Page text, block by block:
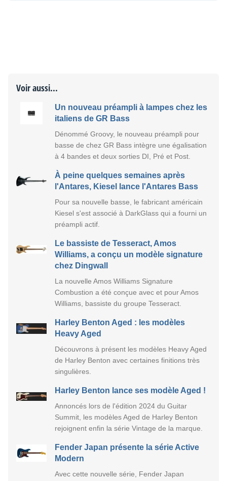
Voir aussi...
Un nouveau préampli à lampes chez les
italiens de GR Bass
Dénommé Groovy, le nouveau préampli pour
basse de chez GR Bass intègre une égalisation
à 4 bandes et deux sorties DI, Pré et Post.
À peine quelques semaines après
l'Antares, Kiesel lance l'Antares Bass
Pour sa nouvelle basse, le fabricant américain
Kiesel s'est associé à DarkGlass qui a fourni un
préampli actif.
Le bassiste de Tesseract, Amos
Williams, a conçu un modèle signature
chez Dingwall
La nouvelle Amos Williams Signature
Combustion a été conçue avec et pour Amos
Williams, bassiste du groupe Tesseract.
Harley Benton Aged : les modèles
Heavy Aged
Découvrons à présent les modèles Heavy Aged
de Harley Benton avec certaines finitions très
singulières.
Harley Benton lance ses modèle Aged !
Annoncés lors de l'édition 2024 du Guitar
Summit, les modèles Aged de Harley Benton
rejoignent enfin la série Vintage de la marque.
Fender Japan présente la série Active
Modern
Avec cette nouvelle série, Fender Japan